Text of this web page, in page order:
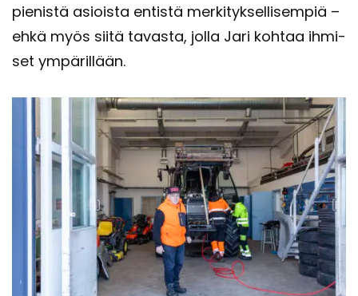
pie­nis­tä asiois­ta en­tis­tä mer­ki­tyk­sel­li­sem­piä –
ehkä myös siitä ta­vas­ta, jolla Jari koh­taa ih­mi­
set ym­pä­ril­lään.